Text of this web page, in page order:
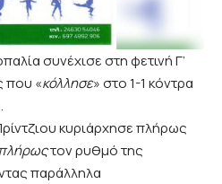
συνέχισε στη φετινή Γ’
που «κόλλησε» στο 1-1 κόντρα
κυριάρχησε πλήρως
τον ρυθμό της
παράλληλα